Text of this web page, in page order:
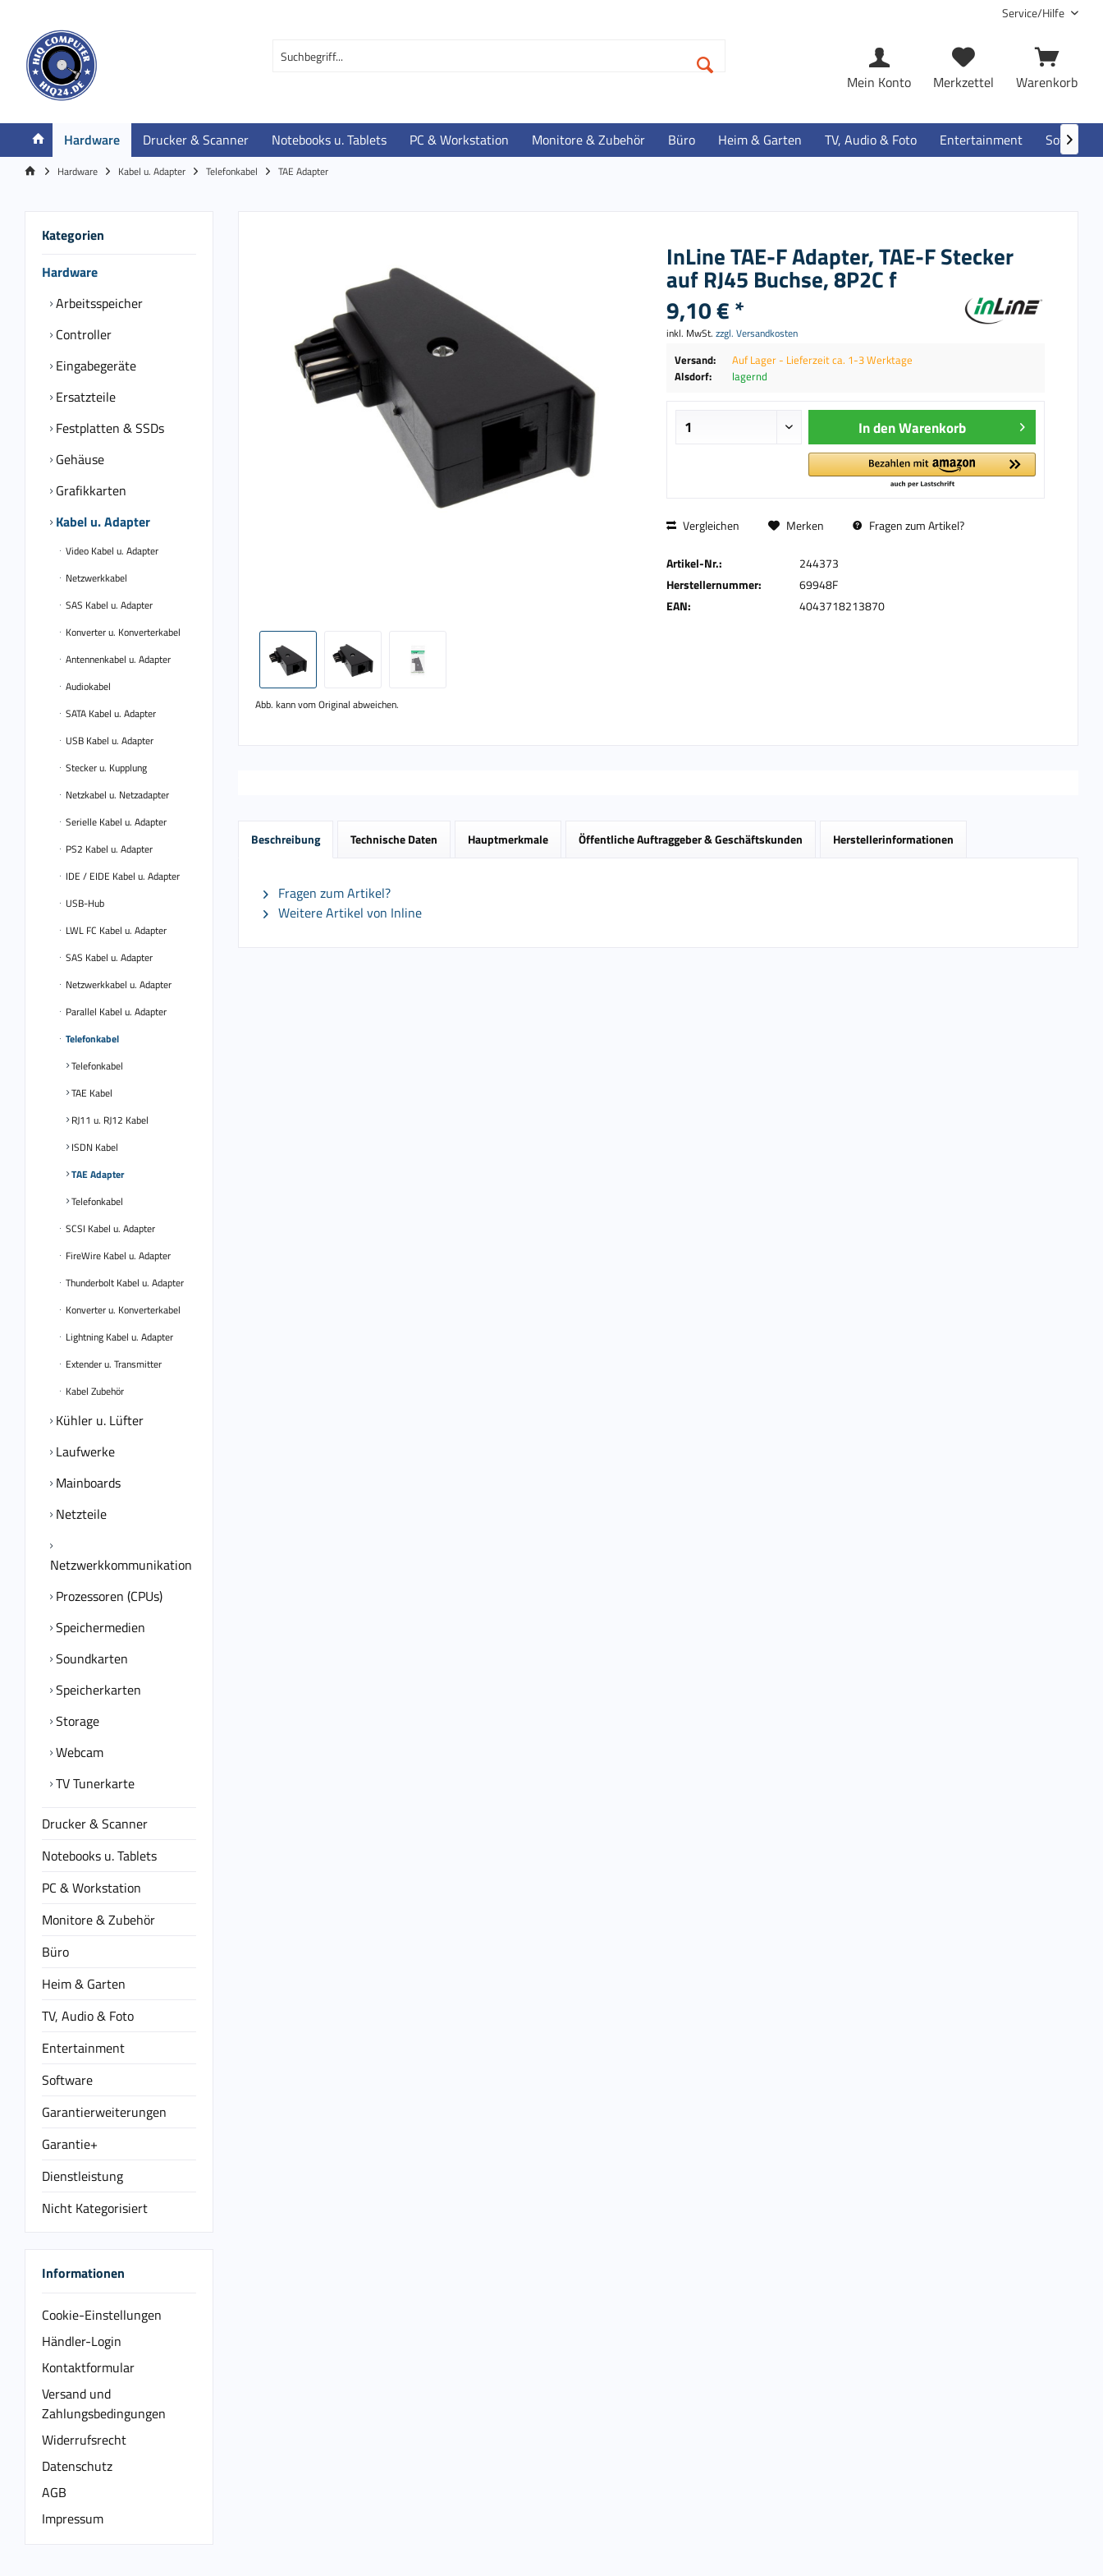
Service/Hilfe
Warenkorb
Merkzettel
Mein Konto
Hardware Drucker & Scanner Notebooks u. Tablets PC & Workstation Monitore & Zubehör Büro Heim & Garten TV, Audio & Foto Entertainment Software

Hardware Kabel u. Adapter Telefonkabel TAE Adapter
Kategorien
Hardware
Arbeitsspeicher
Controller
Eingabegeräte
Ersatzteile
Festplatten & SSDs
Gehäuse
Grafikkarten
Kabel u. Adapter
Video Kabel u. Adapter
Netzwerkkabel
SAS Kabel u. Adapter
Konverter u. Konverterkabel
Antennenkabel u. Adapter
Audiokabel
SATA Kabel u. Adapter
USB Kabel u. Adapter
Stecker u. Kupplung
Netzkabel u. Netzadapter
Serielle Kabel u. Adapter
PS2 Kabel u. Adapter
IDE / EIDE Kabel u. Adapter
USB-Hub
LWL FC Kabel u. Adapter
SAS Kabel u. Adapter
Netzwerkkabel u. Adapter
Parallel Kabel u. Adapter
Telefonkabel
Telefonkabel
TAE Kabel
RJ11 u. RJ12 Kabel
ISDN Kabel
TAE Adapter
Telefonkabel
SCSI Kabel u. Adapter
FireWire Kabel u. Adapter
Thunderbolt Kabel u. Adapter
Konverter u. Konverterkabel
Lightning Kabel u. Adapter
Extender u. Transmitter
Kabel Zubehör
Kühler u. Lüfter
Laufwerke
Mainboards
Netzteile
Netzwerkkommunikation
Prozessoren (CPUs)
Speichermedien
Soundkarten
Speicherkarten
Storage
Webcam
TV Tunerkarte
Drucker & Scanner
Notebooks u. Tablets
PC & Workstation
Monitore & Zubehör
Büro
Heim & Garten
TV, Audio & Foto
Entertainment
Software
Garantierweiterungen
Garantie+
Dienstleistung
Nicht Kategorisiert
Informationen
Cookie-Einstellungen
Händler-Login
Kontaktformular
Versand und
Zahlungsbedingungen
Widerrufsrecht
Datenschutz
AGB
Impressum
Abb. kann vom Original abweichen.
InLine TAE-F Adapter, TAE-F Stecker
auf RJ45 Buchse, 8P2C f
9,10 € *
inkl. MwSt. zzgl. Versandkosten
Versand:
Auf Lager - Lieferzeit ca. 1-3 Werktage
Alsdorf:
lagernd
In denWarenkorb
Vergleichen Merken Fragen zum Artikel?
Artikel-Nr.:
244373
Herstellernummer:
69948F
EAN:
4043718213870
Beschreibung Technische Daten Hauptmerkmale Öffentliche Auftraggeber & Geschäftskunden Herstellerinformationen
Fragen zum Artikel?
Weitere Artikel von Inline